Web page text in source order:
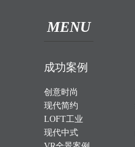
MENU
成功案例
创意时尚
现代简约
LOFT工业
现代中式